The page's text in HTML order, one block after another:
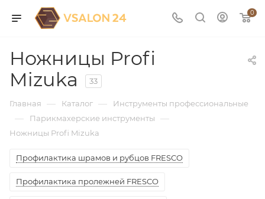
0
Ножницы Profi
Mizuka
33
Главная — Каталог — Инструменты профессиональные
— Парикмахерские инструменты —
Ножницы Profi Mizuka
Профилактика шрамов и рубцов FRESCO
Профилактика пролежней FRESCO